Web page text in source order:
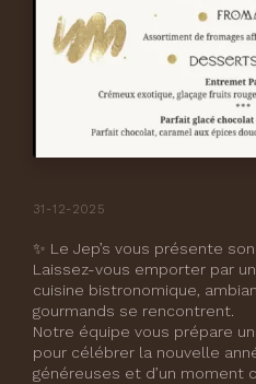
31-12-2025
✨ Le Jep’s vous présente
Laissez-vous emporter par
cuisine bistronomique,
gourmands se rencontrent.
Notre équipe vous prépare
pour célébrer la nouvelle
généreuses et d’un moment